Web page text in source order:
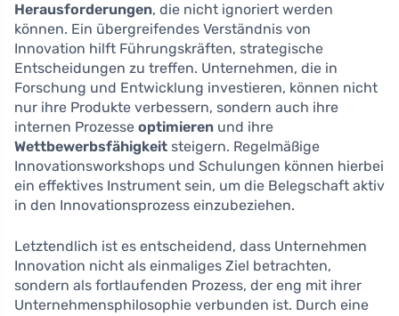
Herausforderungen, die nicht ignoriert werden
können. Ein übergreifendes Verständnis von
Innovation hilft Führungskräften, strategische
Entscheidungen zu treffen. Unternehmen, die in
Forschung und Entwicklung investieren, können nicht
nur ihre Produkte verbessern, sondern auch ihre
internen Prozesse optimieren und ihre
Wettbewerbsfähigkeit steigern. Regelmäßige
Innovationsworkshops und Schulungen können hierbei
ein effektives Instrument sein, um die Belegschaft aktiv
in den Innovationsprozess einzubeziehen.
Letztendlich ist es entscheidend, dass Unternehmen
Innovation nicht als einmaliges Ziel betrachten,
sondern als fortlaufenden Prozess, der eng mit ihrer
Unternehmensphilosophie verbunden ist. Durch eine